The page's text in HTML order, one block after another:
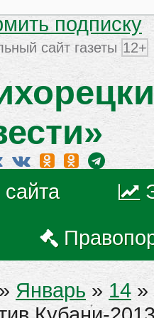
подписку
сайт газеты 12+
» Январь » 14 »